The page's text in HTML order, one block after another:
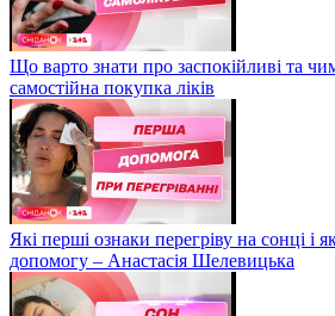
Що варто знати про заспокійливі та
самостійна покупка ліків
Які перші ознаки перегріву на сонці і
допомогу – Анастасія Шелевицька